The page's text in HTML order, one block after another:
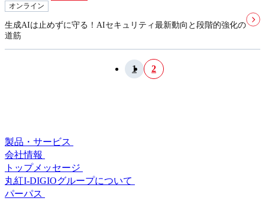
オンライン
生成AIは止めずに守る！AIセキュリティ最新動向と段階的強化の
道筋
1 2
製品・サービス
会社情報
トップメッセージ
丸紅I-DIGIOグループについて
パーパス